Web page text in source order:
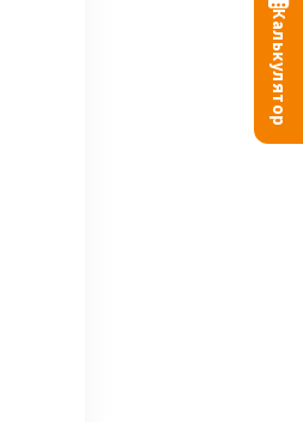
Калькулятор